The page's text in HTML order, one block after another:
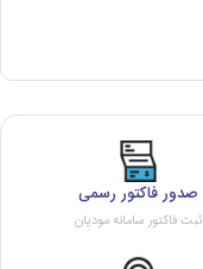
صدور فاکتور رسمی
ثبت فاکتور سامانه مودیان